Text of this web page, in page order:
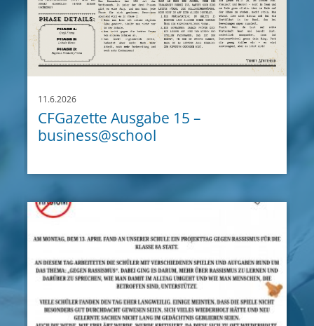
11.6.2026
CFGazette Ausgabe 15 –
business@school